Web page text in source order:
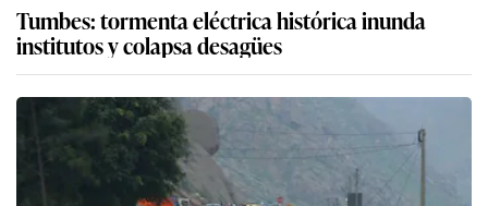
Tumbes: tormenta eléctrica histórica inunda
institutos y colapsa desagües